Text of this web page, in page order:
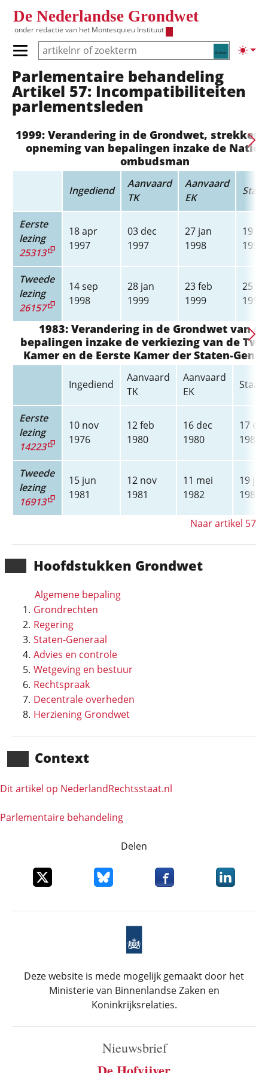
De Nederlandse Grondwet
onder redactie van het Montesquieu Instituut
Zoeken
Primair menu tonen/verbergen
Hoofdnavigatie
Hoofd­stukken Grondwet
Algemene bepaling
Grondrechten
Regering
Staten-Generaal
Advies en controle
Wetgeving en bestuur
Rechtspraak
Decentrale overheden
Herziening Grondwet
Context
Dit artikel op NederlandRechts­staat.nl
Parlementaire behandeling
Parlementaire behandeling
Artikel 57: Incompatibiliteiten
parlementsleden
1999: Verandering in de Grondwet,
opneming van bepalingen inzake de
ombudsman
Ingediend
Aanvaard
TK
Aanvaard
EK
Eerste
lezing
25313
18 apr
1997
03 dec
1997
27 jan
1998
19
1998
Tweede
lezing
26157
14 sep
1998
28 jan
1999
23 feb
1999
25
1999
1983: Verandering in de Grondwet van de
bepalingen inzake de verkiezing van de
Kamer en de Eerste Kamer der Staten-
Ingediend
Aanvaard
TK
Aanvaard
EK
Eerste
lezing
14223
10 nov
1976
12 feb
1980
16 dec
1980
17 dec
1980
Tweede
lezing
16913
15 jun
1981
12 nov
1981
11 mei
1982
19 jan
1983
Naar artikel 57
Delen
Deel dit item op XDeel dit item op Bluesky
Deel dit item opDeel dit
Deze website is mede mogelijk gemaakt door het
Ministerie van Binnenlandse Zaken en
Koninkrijksrelaties.
Nieuwsbrief